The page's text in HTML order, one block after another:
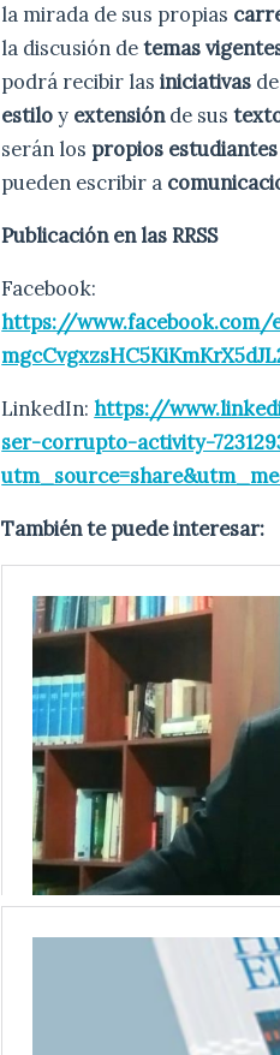
la mirada de sus propias
la discusión detemas
podrá recibir lasiniciativas
estiloy extensiónde sus
serán los propios estudiantes
pueden escribir a
Publicación en las RRSS
Facebook:
https://www.facebook.com/
LinkedIn:https://
ser-corrupto-activity-
También te puede interesar: